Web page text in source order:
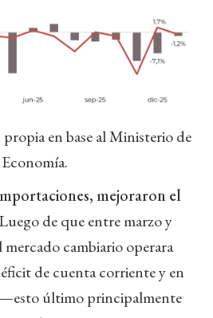
en base al Ministerio de
Economía.
mejoraron el
Luego de que entre marzo y
cambiario operara
de cuenta corriente y en
último principalmente